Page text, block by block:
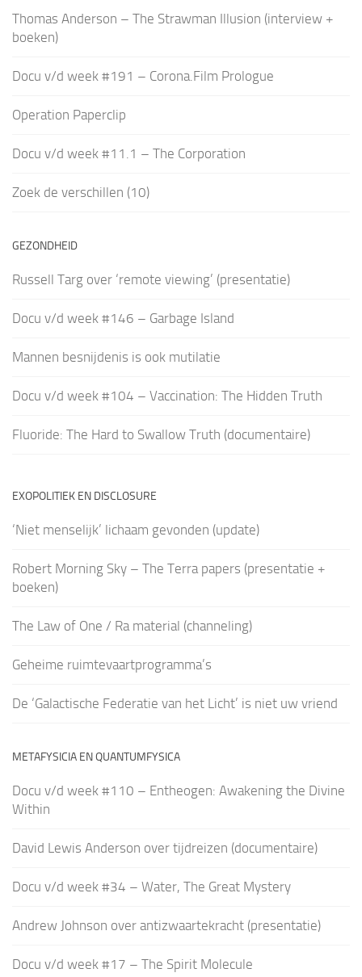
Thomas Anderson – The Strawman Illusion (interview +
boeken)
Docu v/d week #191 – Corona.Film Prologue
Operation Paperclip
Docu v/d week #11.1 – The Corporation
Zoek de verschillen (10)
GEZONDHEID
Russell Targ over ‘remote viewing’ (presentatie)
Docu v/d week #146 – Garbage Island
Mannen besnijdenis is ook mutilatie
Docu v/d week #104 – Vaccination: The Hidden Truth
Fluoride: The Hard to Swallow Truth (documentaire)
EXOPOLITIEK EN DISCLOSURE
‘Niet menselijk’ lichaam gevonden (update)
Robert Morning Sky – The Terra papers (presentatie +
boeken)
The Law of One / Ra material (channeling)
Geheime ruimtevaartprogramma’s
De ‘Galactische Federatie van het Licht’ is niet uw vriend
METAFYSICIA EN QUANTUMFYSICA
Docu v/d week #110 – Entheogen: Awakening the Divine
Within
David Lewis Anderson over tijdreizen (documentaire)
Docu v/d week #34 – Water, The Great Mystery
Andrew Johnson over antizwaartekracht (presentatie)
Docu v/d week #17 – The Spirit Molecule